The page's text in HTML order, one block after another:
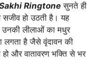
Ringtone सुनते ही
हो उठती है। यह
उनकी लीलाओं का मधुर
है जैसे वृंदावन की
हो और वातावरण भक्ति से भर